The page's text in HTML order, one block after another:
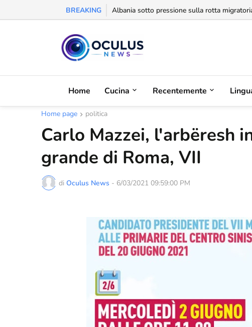
BREAKING Behgjet Pacolli: "Se sarà revocata la
Home Cucina Recentemente
Home page politica
Carlo Mazzei, l'arbëresh
grande di Roma, VII
di Oculus News - 6/03/2021 09:59:00 PM